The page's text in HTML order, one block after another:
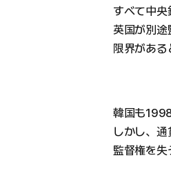
すべて中央
英国が別途
限界がある
韓国も
しかし、通
監督権を失